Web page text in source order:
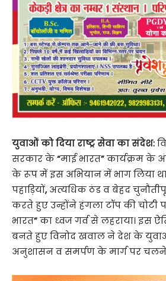
युवाओं को दिया राष्ट्र सेवा का संदेश:
सरकार के“माई भारत”कार्यक्रम के
के रूप में इस अभियान में भाग लिया
पहाड़ियों,अत्यधिक ठंड व बेहद
करते हुए उन्होंने हंगला टॉप की चोटी
भारत”का ध्वज गर्व से लहराया। इस
बनते हुए विनोद खवाल ने देश के युवाओं
अनुशासन व समर्पण के मार्ग पर चलने